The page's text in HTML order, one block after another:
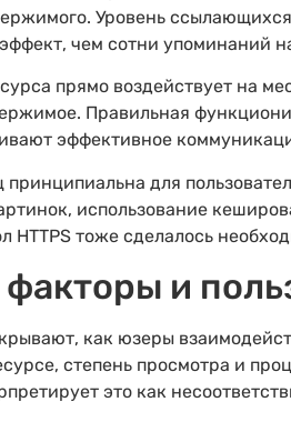
Уровень
чем сотни упоминаний
прямо воздействует на
Правильная
эффективное
принципиальна для
использование
HTTPS тоже сделалось
и
как юзеры
степень просмотра и
это как